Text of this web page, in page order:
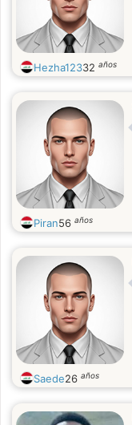
Hezha12332 años
Piran56 años
Saede26 años